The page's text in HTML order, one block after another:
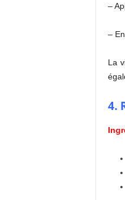
–
–
La
4.